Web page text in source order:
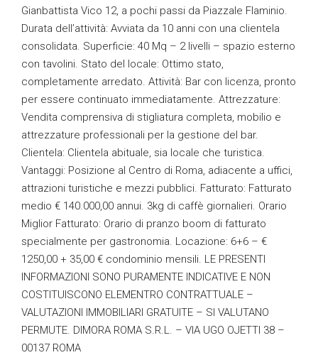
Gianbattista Vico 12, a pochi passi da Piazzale Flaminio.
Durata dell’attività: Avviata da 10 anni con una clientela
consolidata. Superficie: 40 Mq – 2 livelli – spazio esterno
con tavolini. Stato del locale: Ottimo stato,
completamente arredato. Attività: Bar con licenza, pronto
per essere continuato immediatamente. Attrezzature:
Vendita comprensiva di stigliatura completa, mobilio e
attrezzature professionali per la gestione del bar.
Clientela: Clientela abituale, sia locale che turistica.
Vantaggi: Posizione al Centro di Roma, adiacente a uffici,
attrazioni turistiche e mezzi pubblici. Fatturato: Fatturato
medio € 140.000,00 annui. 3kg di caffè giornalieri. Orario
Miglior Fatturato: Orario di pranzo boom di fatturato
specialmente per gastronomia. Locazione: 6+6 – €
1250,00 + 35,00 € condominio mensili. LE PRESENTI
INFORMAZIONI SONO PURAMENTE INDICATIVE E NON
COSTITUISCONO ELEMENTRO CONTRATTUALE –
VALUTAZIONI IMMOBILIARI GRATUITE – SI VALUTANO
PERMUTE. DIMORA ROMA S.R.L. – VIA UGO OJETTI 38 –
00137 ROMA